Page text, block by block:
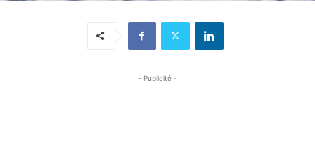
- Publicité -